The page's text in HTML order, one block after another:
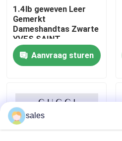
Kwaliteitscontrole
Contacteer ons
Gevallen
1.4lb geweven Leer
Gemerkt
Dameshandtas Zwarte
YVES SAINT
LAURENT-Oost-west
Kalfslederzak
Aanvraag sturen
sales